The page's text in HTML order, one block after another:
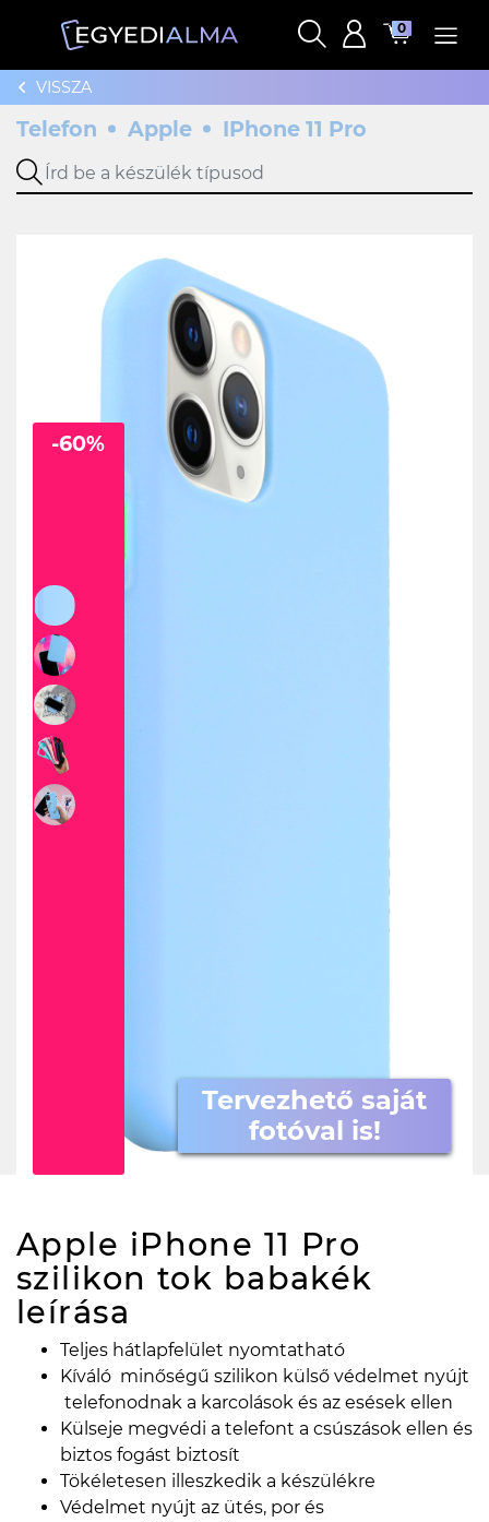
0
VISSZA
Telefon Apple IPhone 11 Pro
-60%
Tervezhető saját
fotóval is!
Apple iPhone 11 Pro
szilikon tok babakék
leírása
Teljes hátlapfelület nyomtatható
Kíváló minőségű szilikon külső védelmet nyújt
telefonodnak a karcolások és az esések ellen
Külseje megvédi a telefont a csúszások ellen és
biztos fogást biztosít
Tökéletesen illeszkedik a készülékre
Védelmet nyújt az ütés, por és